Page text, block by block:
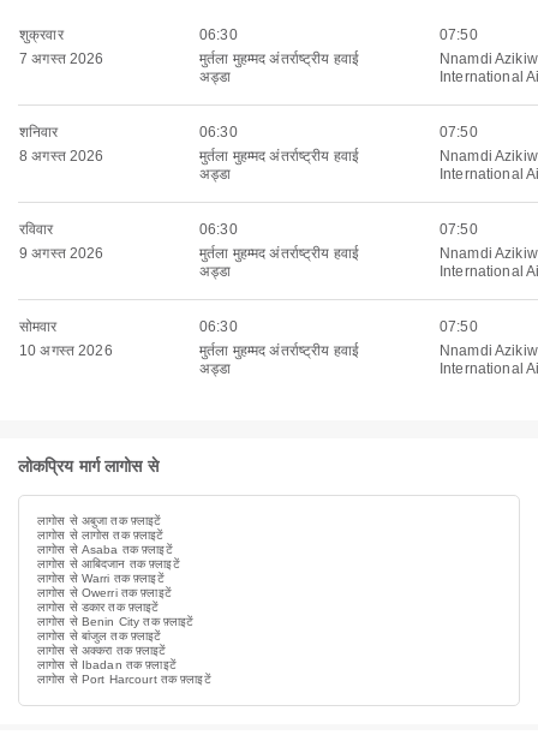
शुक्रवार
7 अगस्त 2026
06:30
मुर्तला मुहम्मद अंतर्राष्ट्रीय हवाई
अड्डा
07:50
Nnamdi
International
शनिवार
8 अगस्त 2026
06:30
मुर्तला मुहम्मद अंतर्राष्ट्रीय हवाई
अड्डा
07:50
Nnamdi
International
रविवार
9 अगस्त 2026
06:30
मुर्तला मुहम्मद अंतर्राष्ट्रीय हवाई
अड्डा
07:50
Nnamdi
International
सोमवार
10 अगस्त 2026
06:30
मुर्तला मुहम्मद अंतर्राष्ट्रीय हवाई
अड्डा
07:50
Nnamdi
International
लोकप्रिय मार्ग लागोस से
लागोस से अबुजा तक फ़्लाइटें
लागोस से लागोस तक फ़्लाइटें
लागोस से Asaba तक फ़्लाइटें
लागोस से आबिदजान तक फ़्लाइटें
लागोस से Warri तक फ़्लाइटें
लागोस से Owerri तक फ़्लाइटें
लागोस से डकार तक फ़्लाइटें
लागोस से Benin City तक फ़्लाइटें
लागोस से बांजुल तक फ़्लाइटें
लागोस से अक्करा तक फ़्लाइटें
लागोस से Ibadan तक फ़्लाइटें
लागोस से Port Harcourt तक फ़्लाइटें